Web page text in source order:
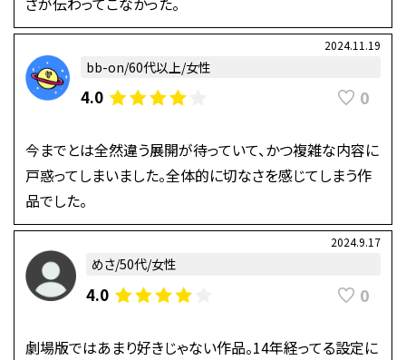
2024.11.19
bb-on/60代以上/女性
4.0 0
今までとは全然違う展開が待っていて、かつ複雑な内容に
戸惑ってしまいました。全体的に切なさを感じてしまう作
品でした。
2024.9.17
めさ/50代/女性
4.0 0
劇場版ではあまり好きじゃない作品。14年経ってる設定に